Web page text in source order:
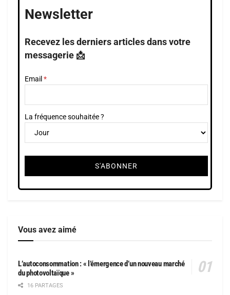
Newsletter
Recevez les derniers articles dans votre
messagerie 📩
Email
La fréquence souhaitée ?
Vous avez aimé
L’autoconsommation : « l’émergence d’un nouveau marché
du photovoltaïque »
16 PARTAGES